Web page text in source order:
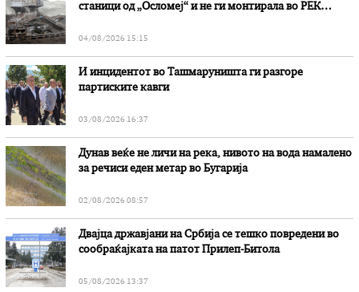
станици од „Осломеј“ и не ги монтирала во РЕК
04/08/2026 15:15
И инцидентот во Ташмаруништa ги разгоре
партиските кавги
03/08/2026 16:37
Дунав веќе не личи на река, нивото на вода намалено
за речиси еден метар во Бугарија
02/08/2026 08:57
Двајца државјани на Србија се тешко повредени во
сообраќајката на патот Прилеп-Битола
05/08/2026 13:37